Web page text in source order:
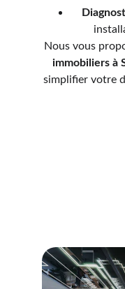
Nous vous
immobiliers à
simplifier votre